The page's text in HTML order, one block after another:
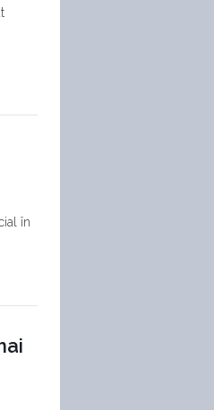
în